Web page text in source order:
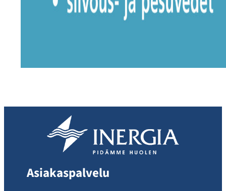
Asiakaspalvelu